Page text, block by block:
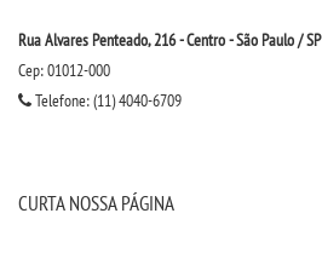
Rua Alvares Penteado, 216 - Centro - São Paulo / SP
Cep: 01012-000
Telefone: (11) 4040-6709
CURTA NOSSA PÁGINA